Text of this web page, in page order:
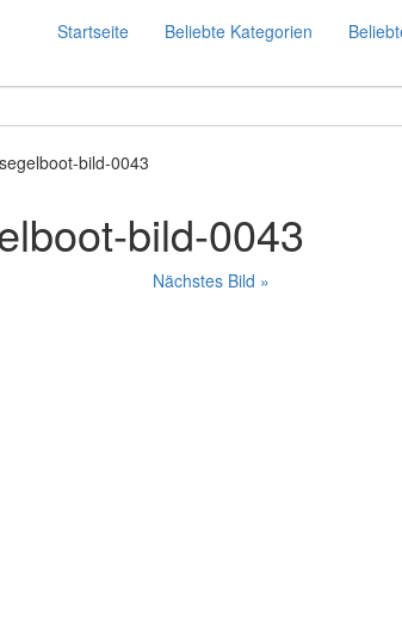
Startseite Beliebte Kategorien
bild-0043
bild-0043
Nächstes Bild »